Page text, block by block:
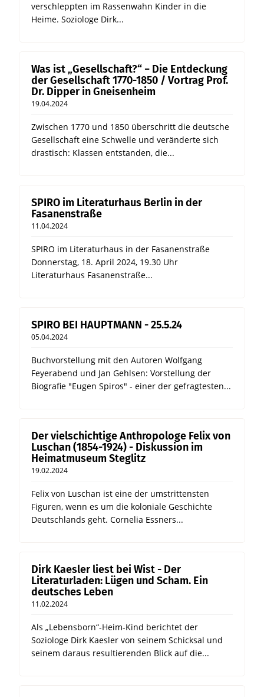
verschleppten im Rassenwahn Kinder in die
Heime. Soziologe Dirk...
Was ist „Gesellschaft?“ − Die Entdeckung
der Gesellschaft 1770-1850 / Vortrag Prof.
Dr. Dipper in Gneisenheim
19.04.2024
Zwischen 1770 und 1850 überschritt die deutsche
Gesellschaft eine Schwelle und veränderte sich
drastisch: Klassen entstanden, die...
SPIRO im Literaturhaus Berlin in der
Fasanenstraße
11.04.2024
SPIRO im Literaturhaus in der Fasanenstraße
Donnerstag, 18. April 2024, 19.30 Uhr
Literaturhaus Fasanenstraße...
SPIRO BEI HAUPTMANN - 25.5.24
05.04.2024
Buchvorstellung mit den Autoren Wolfgang
Feyerabend und Jan Gehlsen: Vorstellung der
Biografie "Eugen Spiros" - einer der gefragtesten...
Der vielschichtige Anthropologe Felix von
Luschan (1854-1924) - Diskussion im
Heimatmuseum Steglitz
19.02.2024
Felix von Luschan ist eine der umstrittensten
Figuren, wenn es um die koloniale Geschichte
Deutschlands geht. Cornelia Essners...
Dirk Kaesler liest bei Wist - Der
Literaturladen: Lügen und Scham. Ein
deutsches Leben
11.02.2024
Als „Lebensborn“-Heim-Kind berichtet der
Soziologe Dirk Kaesler von seinem Schicksal und
seinem daraus resultierenden Blick auf die...